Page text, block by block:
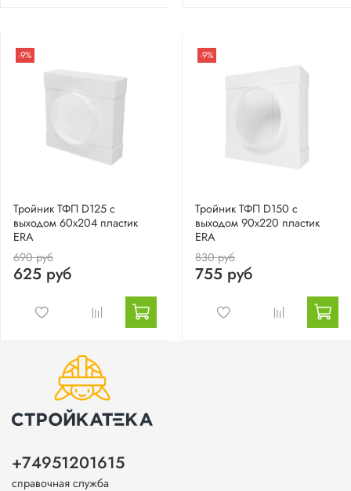
-9%
Тройник ТФП D125 с
выходом 60х204 пластик
ERA
690 руб
625 руб
-9%
Тройник ТФП D150 с
выходом 90х220 пластик
ERA
830 руб
755 руб
+74951201615
справочная служба